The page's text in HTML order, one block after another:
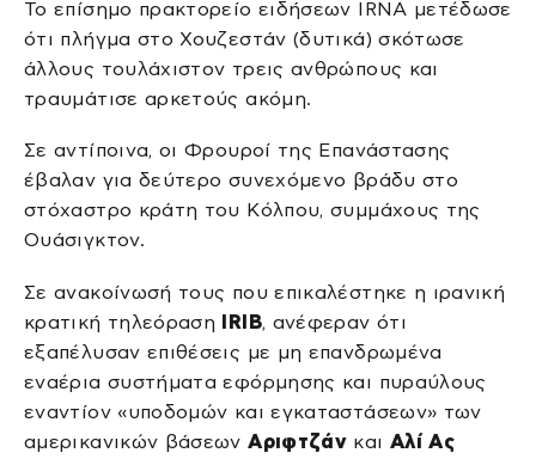
Το επίσημο πρακτορείο ειδήσεων IRNA μετέδωσε
ότι πλήγμα στο Χουζεστάν (δυτικά) σκότωσε
άλλους τουλάχιστον τρεις ανθρώπους και
τραυμάτισε αρκετούς ακόμη.
Σε αντίποινα, οι Φρουροί της Επανάστασης
έβαλαν για δεύτερο συνεχόμενο βράδυ στο
στόχαστρο κράτη του Κόλπου, συμμάχους της
Ουάσιγκτον.
Σε ανακοίνωσή τους που επικαλέστηκε η ιρανική
κρατική τηλεόραση
IRIB, ανέφεραν ότι
εξαπέλυσαν επιθέσεις με μη επανδρωμένα
εναέρια συστήματα εφόρμησης και πυραύλους
εναντίον «υποδομών και εγκαταστάσεων» των
αμερικανικών βάσεων Αριφτζάν και Αλί Ας